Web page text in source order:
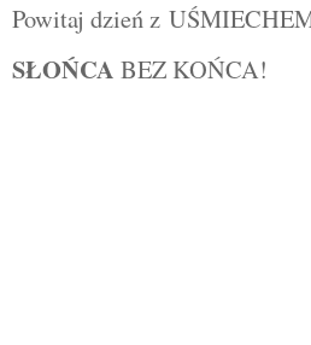
Powitaj dzień z
SŁOŃCA BEZ KOŃCA!